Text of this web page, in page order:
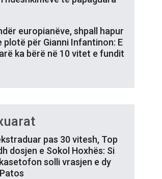
europianëve, shpall hapur
plotë për Gianni Infantinon: E
ka bërë në 10 vitet e fundit
pas 30 vitesh, Top
dosjen e Sokol Hoxhës: Si
solli vrasjen e dy